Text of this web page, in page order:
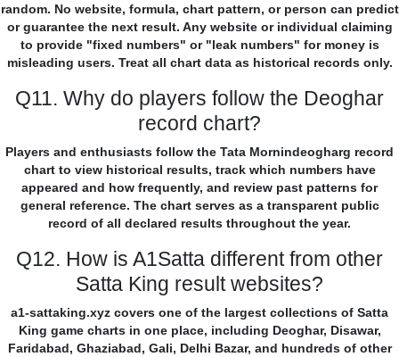
random. No website, formula, chart pattern, or person can predict
or guarantee the next result. Any website or individual claiming
to provide "fixed numbers" or "leak numbers" for money is
misleading users. Treat all chart data as historical records only.
Q11. Why do players follow the Deoghar
record chart?
Players and enthusiasts follow the Tata Mornindeogharg record
chart to view historical results, track which numbers have
appeared and how frequently, and review past patterns for
general reference. The chart serves as a transparent public
record of all declared results throughout the year.
Q12. How is A1Satta different from other
Satta King result websites?
a1-sattaking.xyz covers one of the largest collections of Satta
King game charts in one place, including Deoghar, Disawar,
Faridabad, Ghaziabad, Gali, Delhi Bazar, and hundreds of other